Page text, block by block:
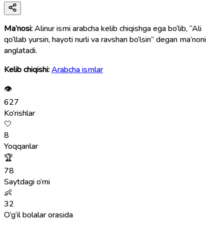
Ma’nosi:Alinur ismi arabcha kelib chiqishga ega bo‘lib, “Ali
qo‘llab yursin, hayoti nurli va ravshan bo‘lsin” degan ma’noni
anglatadi.
Kelib chiqishi:Arabcha ismlar
👁
627
Ko‘rishlar
🤍
8
Yoqqanlar
🏆
78
Saytdagi o‘rni
👶
32
O‘g‘il bolalar orasida